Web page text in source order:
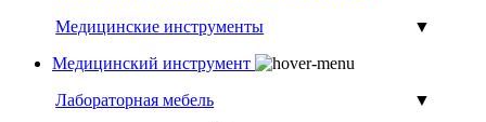
Медицинские инструменты
▼
Медицинский инструмент
Лабораторная мебель
▼